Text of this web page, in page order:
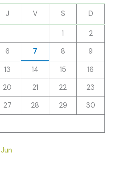
J V S D
1
2
6 7 8
9
13 14 15
16
20 21 22
23
27 28 29
30